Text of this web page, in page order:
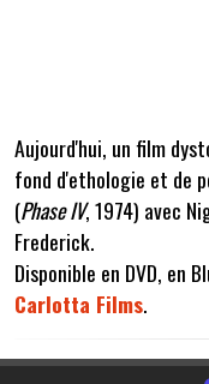
Aujourd'hui, un film
fond d'ethologie et de
(Phase IV, 1974) avec
Frederick.
Disponible en DVD,
Carlotta Films.